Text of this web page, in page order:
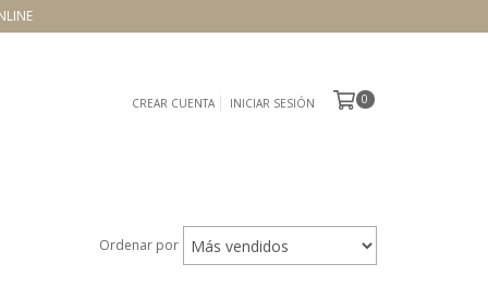
CREAR CUENTA INICIAR SESIÓN 0
Ordenar por